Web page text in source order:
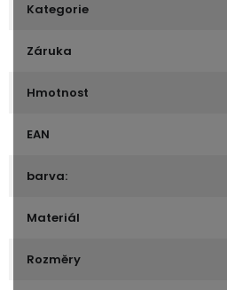
Kategorie
Záruka
Hmotnost
EAN
barva:
Materiál
Rozměry